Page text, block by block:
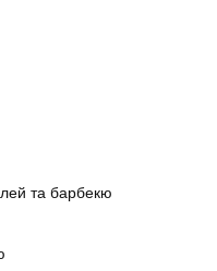
та барбекю